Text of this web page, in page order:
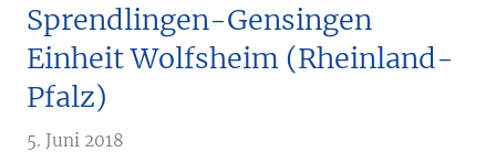
Sprendlingen-Gensingen
Einheit Wolfsheim (Rheinland-
Pfalz)
5. Juni 2018